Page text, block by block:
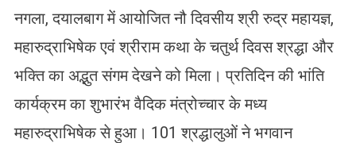
नगला, दयालबाग में आयोजित नौ दिवसीय श्री रुद्र महायज्ञ,
महारुद्राभिषेक एवं श्रीराम कथा के चतुर्थ दिवस श्रद्धा और
भक्ति का अद्भुत संगम देखने को मिला। प्रतिदिन की भांति
कार्यक्रम का शुभारंभ वैदिक मंत्रोच्चार के मध्य
महारुद्राभिषेक से हुआ। 101 श्रद्धालुओं ने भगवान